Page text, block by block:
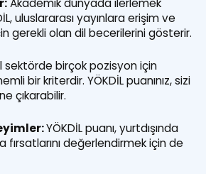
Akademik dünyada ilerlemek
uluslararası yayınlara erişim ve
gerekli olan dil becerilerini gösterir.
sektörde birçok pozisyon için
bir kriterdir. YÖKDİL puanınız, sizi
çıkarabilir.
YÖKDİL puanı, yurtdışında
fırsatlarını değerlendirmek için de